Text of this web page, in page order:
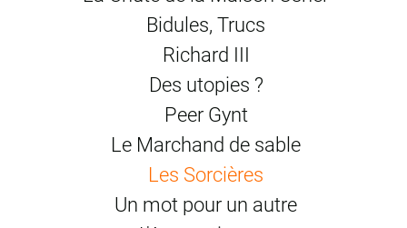
Bidules, Trucs
Richard III
Des utopies ?
Peer Gynt
Le Marchand de sable
Les Sorcières
Un mot pour un autre
photos © Elizabeth Carecchio